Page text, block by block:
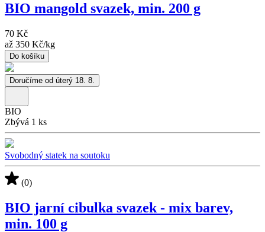
BIO mangold svazek, min. 200 g
70 Kč
až 350 Kč/kg
Do košíku
Doručíme od úterý 18. 8.
BIO
Zbývá 1 ks
Svobodný statek na soutoku
(0)
BIO jarní cibulka svazek - mix barev,
min. 100 g